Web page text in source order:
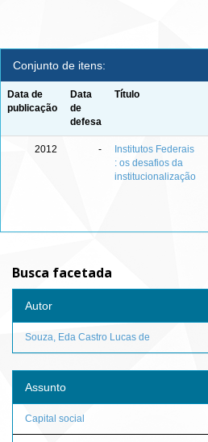
Conjunto de itens:
Data de
publicação
Data
de
defesa
Título
2012 -
Institutos Federais
: os desafios da
institucionalização
Busca facetada
Autor
Souza, Eda Castro Lucas de
Assunto
Capital social